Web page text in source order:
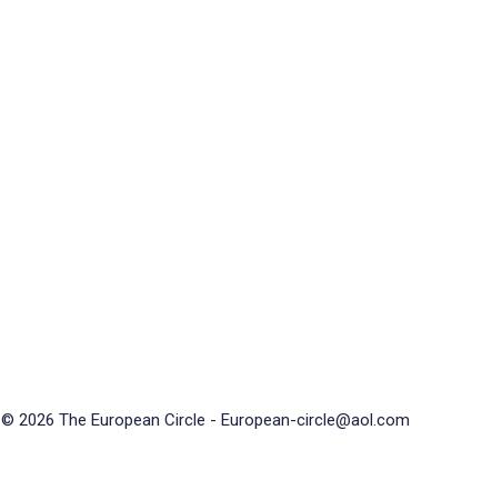
© 2026 The European Circle - European-circle@aol.com